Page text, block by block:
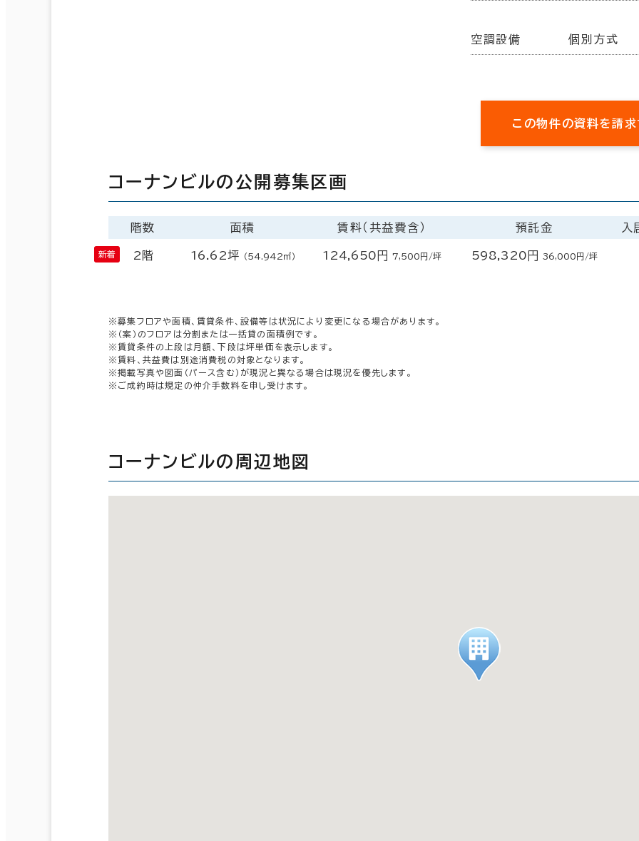
空調設備 個別方式
この物件の資料を請
コーナンビルの公開募集区画
階数 面積 賃料（共益費含） 預託金 入
2階 16.62坪 （54.942㎡） 124,650円 7,500円/坪 598,320円 36,000円/坪
※募集フロアや面積、賃貸条件、設備等は状況により変更になる場合があります。
※（案）のフロアは分割または一括貸の面積例です。
※賃貸条件の上段は月額、下段は坪単価を表示します。
※賃料、共益費は別途消費税の対象となります。
※掲載写真や図面（パース含む）が現況と異なる場合は現況を優先します。
※ご成約時は規定の仲介手数料を申し受けます。
コーナンビルの周辺地図